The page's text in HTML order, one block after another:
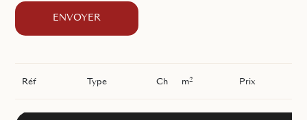
ENVOYER
Réf Type Ch m2 Prix